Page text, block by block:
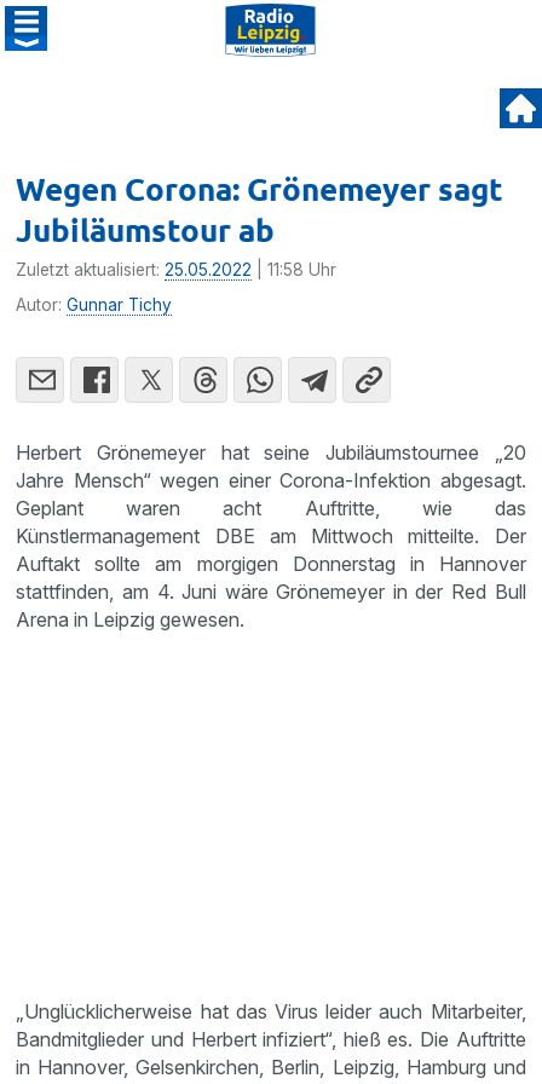
Wegen Corona: Grönemeyer sagt
Jubiläumstour ab
Zuletzt aktualisiert:25.05.2022 | 11:58 Uhr
Autor:Gunnar Tichy
Herbert Grönemeyer hat seine Jubiläumstournee „20
Jahre Mensch“ wegen einer Corona-Infektion abgesagt.
Geplant waren acht Auftritte, wie das
Künstlermanagement DBE am Mittwoch mitteilte. Der
Auftakt sollte am morgigen Donnerstag in Hannover
stattfinden, am 4. Juni wäre Grönemeyer in der Red Bull
Arena in Leipzig gewesen.
„Unglücklicherweise hat das Virus leider auch Mitarbeiter,
Bandmitglieder und Herbert infiziert“, hieß es. Die Auftritte
in Hannover, Gelsenkirchen, Berlin, Leipzig, Hamburg und